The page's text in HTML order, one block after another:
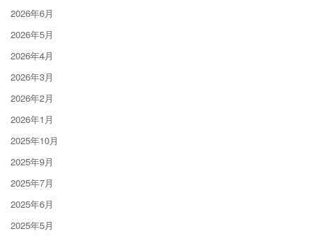
2026年6月
2026年5月
2026年4月
2026年3月
2026年2月
2026年1月
2025年10月
2025年9月
2025年7月
2025年6月
2025年5月